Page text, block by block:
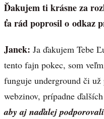
Ďakujem ti krásne za
ťa rád poprosil o odkaz
Janek: Ja ďakujem Tebe
tento fajn pokec, som
funguje underground či
webzinov, prípadne
aby aj naďalej